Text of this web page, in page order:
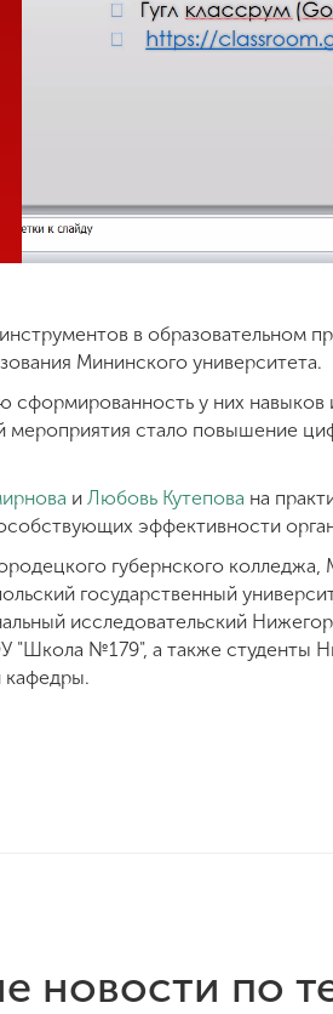
в образовательном
Мининского университета.
сформированность у них
мероприятия стало повышение
и Любовь Кутепова на
эффективности
губернского
государственный
исследовательский
№179", а также студенты
кафедры.
новости по